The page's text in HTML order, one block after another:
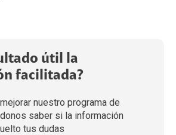
útil la
facilitada?
nuestro programa de
saber si la información
tus dudas